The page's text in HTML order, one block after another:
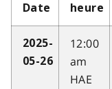
Date heure
2025-
05-26
12:00
am
HAE